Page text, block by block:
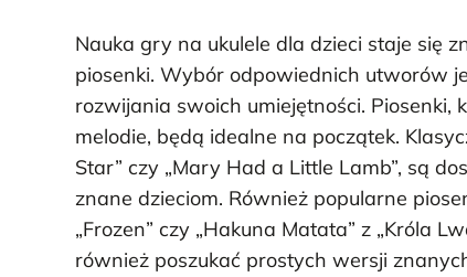
Nauka gry na ukulele dla dzieci staje się
piosenki. Wybór odpowiednich utworów
rozwijania swoich umiejętności.
melodie, będą idealne na początek.
Star” czy „Mary Had a Little Lamb”, są
znane dzieciom. Również popularne
„Frozen” czy „Hakuna Matata” z „Króla
również poszukać prostych wersji